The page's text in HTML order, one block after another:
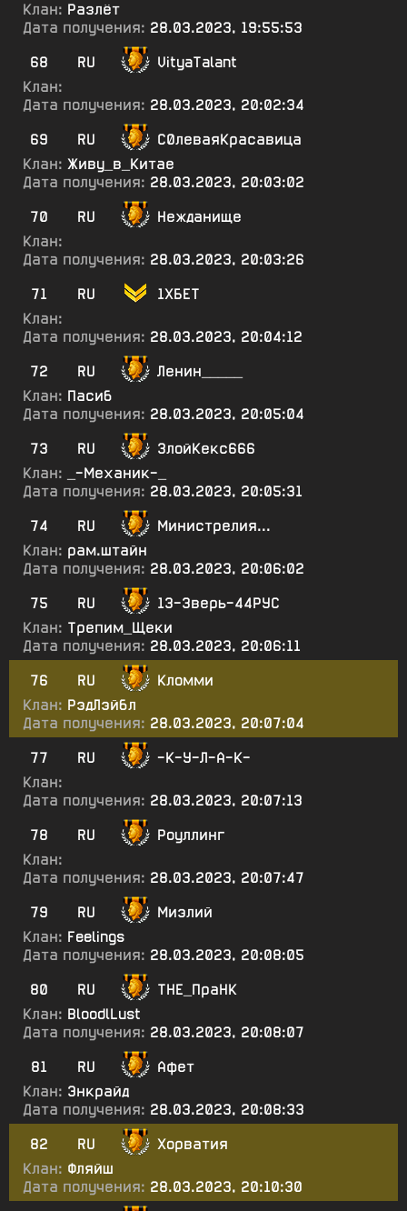
Клан: Разлёт
Дата получения: 28.03.2023, 19:55:53
68
RU
VityaTalant
Клан:
Дата получения: 28.03.2023, 20:02:34
69
RU
С0леваяКрасавица
Клан: Живу_в_Китае
Дата получения: 28.03.2023, 20:03:02
70
RU
Нежданище
Клан:
Дата получения: 28.03.2023, 20:03:26
71
RU
1ХБЕТ
Клан:
Дата получения: 28.03.2023, 20:04:12
72
RU
Ленин_____
Клан: Пасиб
Дата получения: 28.03.2023, 20:05:04
73
RU
ЗлойКекс666
Клан:
_-Механик-_
Дата получения: 28.03.2023, 20:05:31
74
RU
Министрелия...
Клан: рам.штайн
Дата получения: 28.03.2023, 20:06:02
75
RU
13-Зверь-44РУС
Клан: Трепим_Щеки
Дата получения: 28.03.2023, 20:06:11
76
RU
Кломми
Клан: РэдЛэйбл
Дата получения: 28.03.2023, 20:07:04
77
RU
-К-У-Л-А-К-
Клан:
Дата получения: 28.03.2023, 20:07:13
78
RU
Роуллинг
Клан:
Дата получения: 28.03.2023, 20:07:47
79
RU
Миэлий
Клан: Feelings
Дата получения: 28.03.2023, 20:08:05
80
RU
ТНЕ_ПраНК
Клан: BloodlLust
Дата получения: 28.03.2023, 20:08:07
81
RU
Афет
Клан: Энкрайд
Дата получения: 28.03.2023, 20:08:33
82
RU
Хорватия
Клан: Фляйш
Дата получения: 28.03.2023, 20:10:30